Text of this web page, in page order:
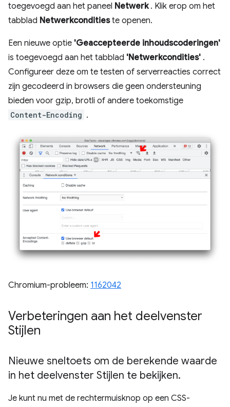
toegevoegd aan het paneel Netwerk. Klik erop om het
tabblad Netwerkconditieste openen.
Een nieuwe optie 'Geaccepteerde inhoudscoderingen'
is toegevoegd aan het tabblad 'Netwerkcondities' .
Configureer deze om te testen of serverreacties correct
zijn gecodeerd in browsers die geen ondersteuning
bieden voor gzip, brotli of andere toekomstige
Content-Encoding .
Chromium-probleem: 1162042
Verbeteringen aan het deelvenster
Stijlen
Nieuwe sneltoets om de berekende waarde
in het deelvenster Stijlen te bekijken.
Je kunt nu met de rechtermuisknop op een CSS-